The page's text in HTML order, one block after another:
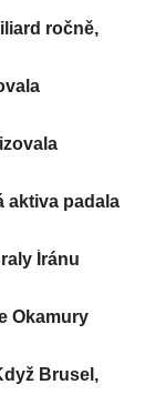
ročně,
aktiva padala
Íránu
Okamury
Brusel,